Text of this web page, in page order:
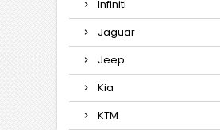
Infiniti
Jaguar
Jeep
Kia
KTM